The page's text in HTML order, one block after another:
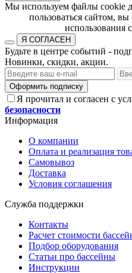
​​​​​​​Мы используем файлы cookie
пользоваться сайтом,
использования
Я СОГЛАСЕН
Будьте в центре событий -
Новинки, скидки, акции.
Оформить подписку
Я прочитал и согласен с
безопасности
Информация
О компании
Оплата и реализация
Самовывоз
Доставка
Условия соглашения
Служба поддержки
Контакты
Расчет стоимости
Подбор оборудования
Статьи про бассейны
Инструкции